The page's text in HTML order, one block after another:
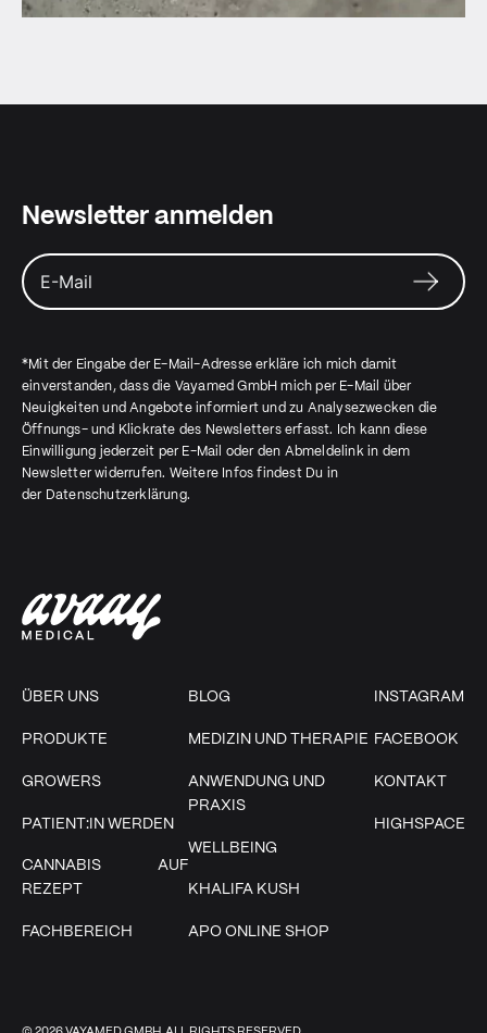
ÜBER UNS
PRODUKTE
GROWERS
PATIENT:IN WERDEN
CANNABIS AUF
REZEPT
FACHBEREICH
BLOG
MEDIZIN UND THERAPIE
ANWENDUNG UND
PRAXIS
WELLBEING
KHALIFA KUSH
APO ONLINE SHOP
INSTAGRAM
FACEBOOK
KONTAKT
HIGHSPACE
Newsletter anmelden
*Mit der Eingabe der E-Mail-Adresse erkläre ich mich damit
einverstanden, dass die Vayamed GmbH mich per E-Mail über
Neuigkeiten und Angebote informiert und zu Analysezwecken die
Öffnungs- und Klickrate des Newsletters erfasst. Ich kann diese
Einwilligung jederzeit per E-Mail oder den Abmeldelink in dem
Newsletter widerrufen. Weitere Infos findest Du in
der
Datenschutzerklärung.